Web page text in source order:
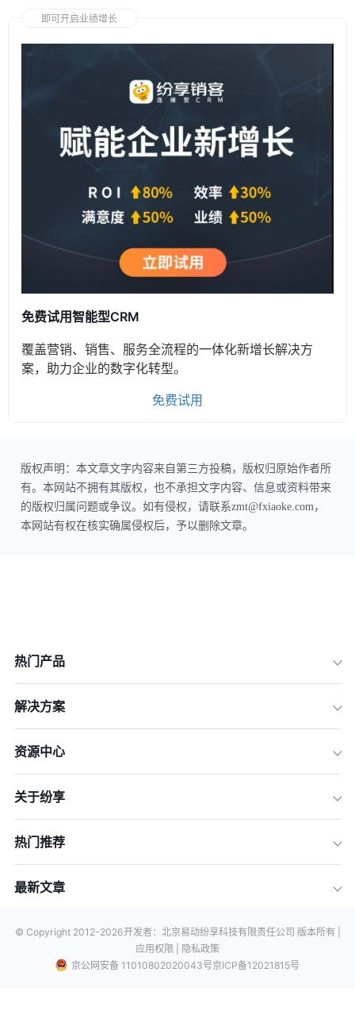
即可开启业绩增长
免费试用智能型CRM
覆盖营销、销售、服务全流程的一体化新增长解决方
案，助力企业的数字化转型。
免费试用
版权声明：本文章文字内容来自第三方投稿，版权归原始作者所
有。本网站不拥有其版权，也不承担文字内容、信息或资料带来
的版权归属问题或争议。如有侵权，请联系zmt@fxiaoke.com，
本网站有权在核实确属侵权后，予以删除文章。
热门产品
解决方案
资源中心
关于纷享
热门推荐
最新文章
© Copyright 2012-2026开发者：北京易动纷享科技有限责任公司 版本所有 |
应用权限 |
隐私政策
京公网安备 11010802020043号京ICP备12021815号